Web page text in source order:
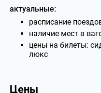
актуальные:
расписание
наличие мест в
цены на билеты:
люкс
Цены